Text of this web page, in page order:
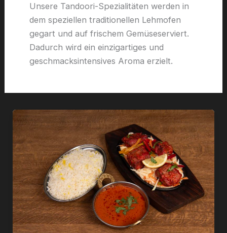
Unsere Tandoori-Spezialitäten werden in
dem speziellen traditionellen Lehmofen
gegart und auf frischem Gemüseserviert.
Dadurch wird ein einzigartiges und
geschmacksintensives Aroma erzielt.